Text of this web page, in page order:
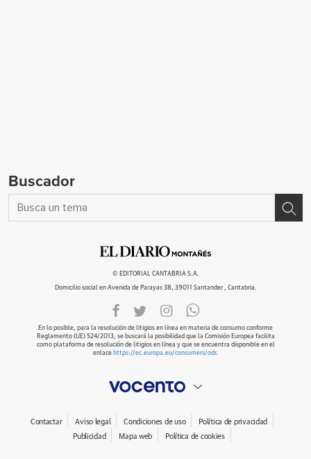
Buscador
© EDITORIAL CANTABRIA S.A.
Domicilio social en Avenida de Parayas 38, 39011 Santander , Cantabria.
En lo posible, para la resolución de litigios en línea en materia de consumo conforme
Reglamento (UE) 524/2013, se buscará la posibilidad que la Comisión Europea facilita
como plataforma de resolución de litigios en línea y que se encuentra disponible en el
enlace https://ec.europa.eu/consumers/odr.
Contactar Aviso legal Condiciones de uso
Política de privacidad
Publicidad
Mapa web Política de cookies